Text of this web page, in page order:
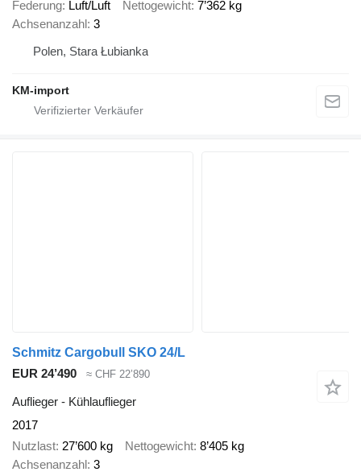
Federung Luft/Luft Nettogewicht 7’362 kg
Achsenanzahl 3
Polen, Stara Łubianka
KM-import
Schmitz Cargobull SKO 24/L
EUR 24’490
≈ CHF 22’890
Auflieger - Kühlauflieger
2017
Nutzlast 27’600 kg Nettogewicht 8’405 kg
Achsenanzahl 3